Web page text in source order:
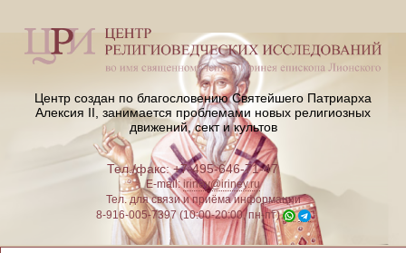
Центр создан по благословению Святейшего Патриарха
Алексия II, занимается проблемами новых религиозных
движений, сект и культов
Тел./факс: +7-495-646-71-47
E-mail:iriney@iriney.ru
Тел. для связи и приёма информации
8-916-005-7397 (10:00-20:00, пн-пт)